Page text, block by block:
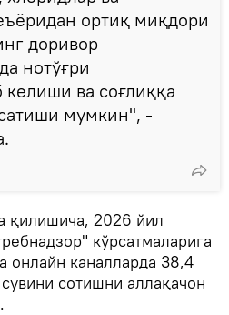
ортиқ миқдори
доривор
нотўғри
келиши ва соғлиққа
мумкин", -
қилишича, 2026 йил
кўрсатмаларига
онлайн каналларда 38,4
сотишни аллақачон